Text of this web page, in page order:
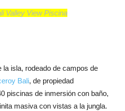
Valley View Piscina
la isla, rodeado de campos de
Bali, de propiedad
piscinas de inmersión con baño,
masiva con vistas a la jungla.